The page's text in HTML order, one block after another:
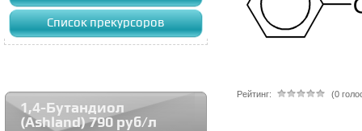
Список прекурсоров
1,4-Бутандиол
(Ashland) 790 руб/л
Рейтинг: (0